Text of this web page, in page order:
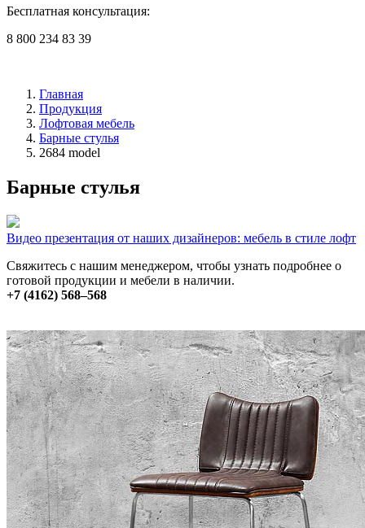
Бесплатная консультация:
8 800 234 83 39
Главная
Продукция
Лофтовая мебель
Барные стулья
2684 model
Барные стулья
Видео презентация от наших дизайнеров: мебель в стиле лофт
Свяжитесь с нашим менеджером, чтобы узнать подробнее о
готовой продукции и мебели в наличии.
+7 (4162) 568–568